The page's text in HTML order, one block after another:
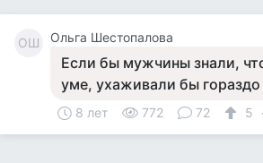
ОШ Ольга Шестопалова
Если бы мужчины знали,
уме, ухаживали бы гораздо
8 лет 772 72 5